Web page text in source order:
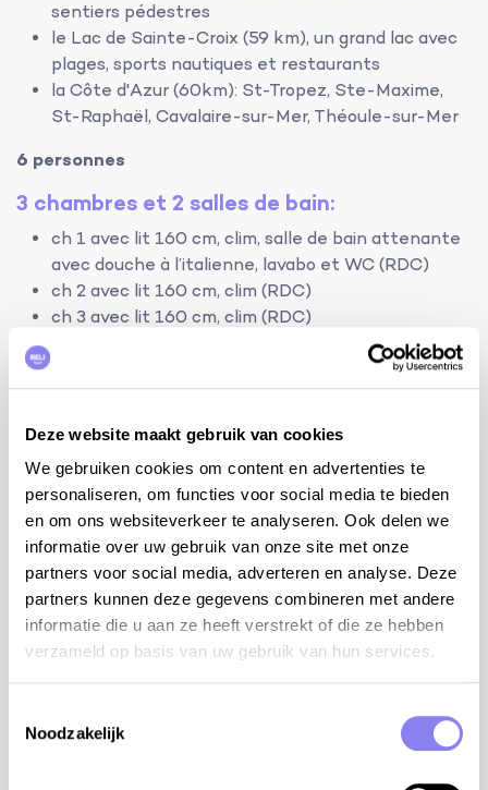
Deze website maakt gebruik van cookies
We gebruiken cookies om content en advertenties te
personaliseren, om functies voor social media te bieden
en om ons websiteverkeer te analyseren. Ook delen we
informatie over uw gebruik van onze site met onze
partners voor social media, adverteren en analyse. Deze
partners kunnen deze gegevens combineren met andere
informatie die u aan ze heeft verstrekt of die ze hebben
verzameld op basis van uw gebruik van hun services.
Noodzakelijk
sentiers pédestres
le Lac de Sainte-Croix (59 km), un grand lac avec
plages, sports nautiques et restaurants
la Côte d'Azur (60km): St-Tropez, Ste-Maxime,
St-Raphaël, Cavalaire-sur-Mer, Théoule-sur-Mer
6 personnes
3 chambres et 2 salles de bain:
ch 1 avec lit 160 cm, clim, salle de bain attenante
avec douche à l’italienne, lavabo et WC (RDC)
ch 2 avec lit 160 cm, clim (RDC)
ch 3 avec lit 160 cm, clim (RDC)
salle de bain avec baignoire et lavabo (RDC)
WC séparé (RDC)
terrain:
domaine non clôturé: 8.000m²
piscine privée avec électrolyse au sel et
chauffée: 8mx4m et 1,50m de profondeur avec
plage immergée, marches et protégé par une
alarme
WC à la piscine
cuisine extérieure équipée avec évier simple et
5 emplacements de voiture ombragés sur le site
borne de recharge pour voitures électriques ou